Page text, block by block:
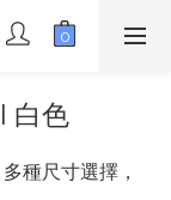
白色
種尺寸選擇，